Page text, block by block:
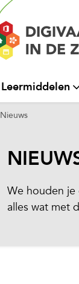
Leermiddelen
Nieuws
We houden
alles wat met